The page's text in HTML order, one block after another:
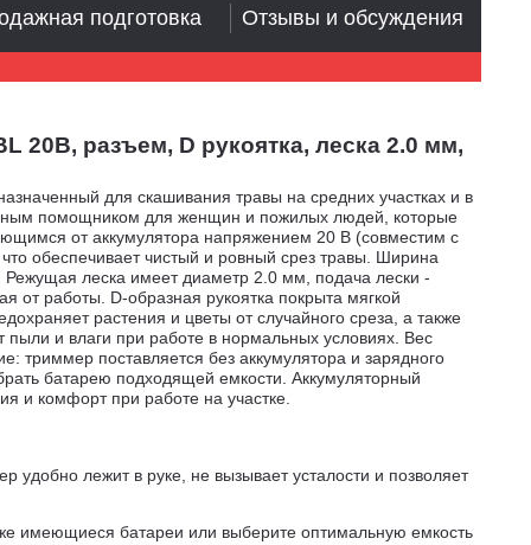
20В, разъем, D рукоятка, леска 2.0 мм,
для скашивания травы на средних участках и в
помощником для женщин и пожилых людей, которые
от аккумулятора напряжением 20 В (совместим с
обеспечивает чистый и ровный срез травы. Ширина
Режущая леска имеет диаметр 2.0 мм, подача лески -
от работы. D-образная рукоятка покрыта мягкой
растения и цветы от случайного среза, а также
и влаги при работе в нормальных условиях. Вес
триммер поставляется без аккумулятора и зарядного
батарею подходящей емкости. Аккумуляторный
и комфорт при работе на участке.
удобно лежит в руке, не вызывает усталости и позволяет
имеющиеся батареи или выберите оптимальную емкость
подготовка Отзывы и обсуждения